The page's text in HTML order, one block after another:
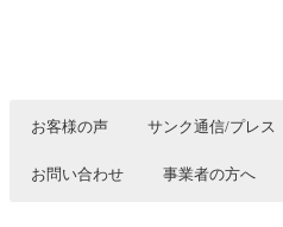
お客様の声 サンク通信/プレス
お問い合わせ 事業者の方へ